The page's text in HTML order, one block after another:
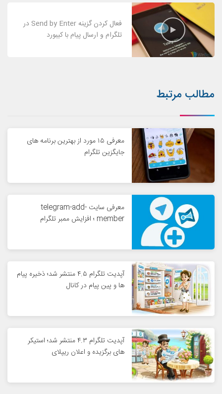
فعال کردن گزینه Send by Enter در
تلگرام و ارسال پیام با کیبورد
مطالب مرتبط
معرفی ۱۵ مورد از بهترین برنامه های
جایگزین تلگرام
معرفی سایت telegram-add-
member ؛ افزایش ممبر تلگرام
آپدیت تلگرام ۴.۵ منتشر شد؛ ذخیره پیام
ها و پین پیام در کانال
آپدیت تلگرام ۴.۳ منتشر شد؛ استیکر
های برگزیده و اعلان ریپلای